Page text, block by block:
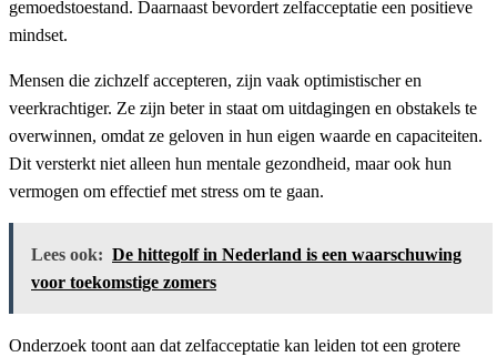
gemoedstoestand. Daarnaast bevordert zelfacceptatie een positieve
mindset.
Mensen die zichzelf accepteren, zijn vaak optimistischer en
veerkrachtiger. Ze zijn beter in staat om uitdagingen en obstakels te
overwinnen, omdat ze geloven in hun eigen waarde en capaciteiten.
Dit versterkt niet alleen hun mentale gezondheid, maar ook hun
vermogen om effectief met stress om te gaan.
Lees ook: De hittegolf in Nederland is een waarschuwing
voor toekomstige zomers
Onderzoek toont aan dat zelfacceptatie kan leiden tot een grotere